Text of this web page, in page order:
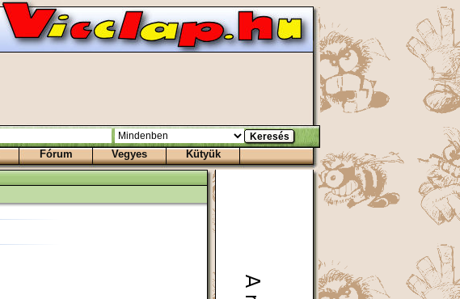
Fórum Vegyes Kütyük